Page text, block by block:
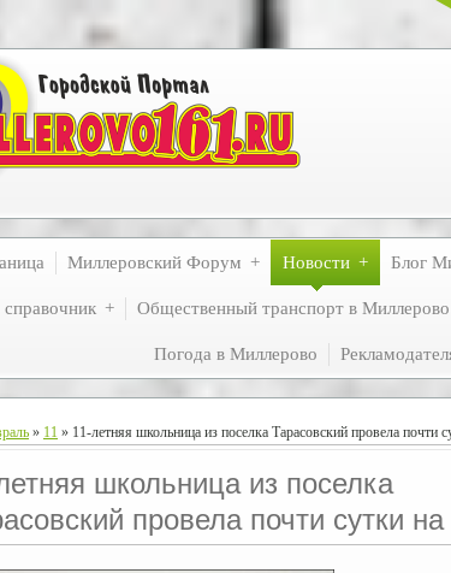
Миллеровский Форум Новости Блог
справочник Общественный транспорт в Миллерово
Погода в Миллерово
» 11 » 11-летняя школьница из поселка Тарасовский провела почти
школьница из поселка
провела почти сутки